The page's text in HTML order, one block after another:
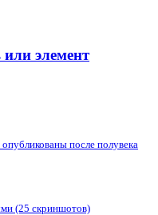
элемент
после полувека
(25 скриншотов)